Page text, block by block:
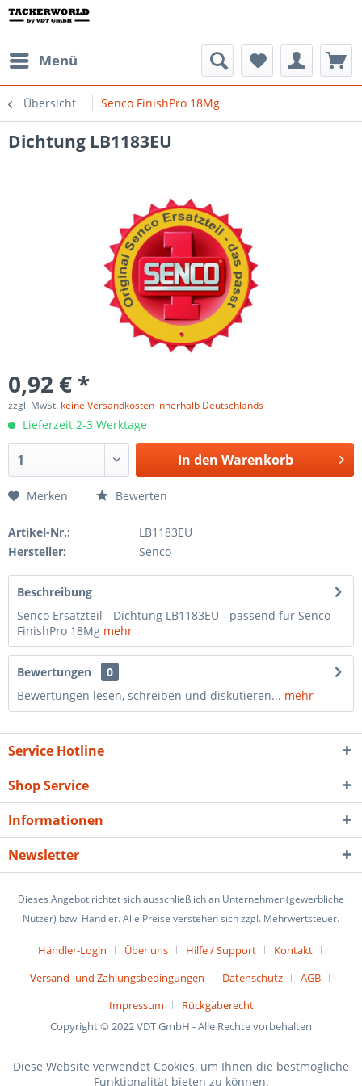
Menü
Übersicht Senco FinishPro 18Mg
Dichtung LB1183EU
0,92 € *
zzgl. MwSt. keine Versandkosten innerhalb Deutschlands
Lieferzeit 2-3 Werktage
In den Warenkorb
Merken Bewerten
Artikel-Nr.:
LB1183EU
Hersteller:
Senco
Beschreibung
Senco Ersatzteil - Dichtung LB1183EU - passend für Senco
FinishPro 18Mg mehr
Bewertungen
0
Bewertungen lesen, schreiben und diskutieren... mehr
Service Hotline
Shop Service
Informationen
Newsletter
Dieses Angebot richtet sich ausschließlich an Unternehmer (gewerbliche
Nutzer) bzw. Händler. Alle Preise verstehen sich zzgl. Mehrwertsteuer.
Händler-Login Über uns Hilfe / Support
Kontakt
Versand- und Zahlungsbedingungen
Datenschutz
AGB
Impressum
Rückgaberecht
Copyright © 2022 VDT GmbH - Alle Rechte vorbehalten
Diese Website verwendet Cookies, um Ihnen die bestmögliche
Funktionalität bieten zu können.